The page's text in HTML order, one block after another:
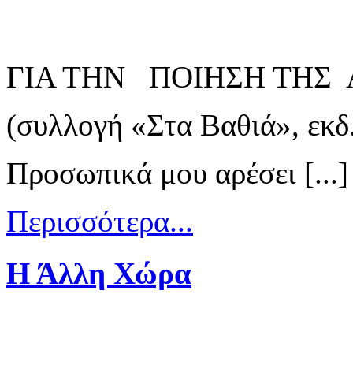
ΓΙΑ ΤΗΝ ΠΟΙΗΣΗ ΤΗΣ
(συλλογή «Στα Βαθιά»,
Προσωπικά μου αρέσει [...]
Περισσότερα...
Η Άλλη Χώρα